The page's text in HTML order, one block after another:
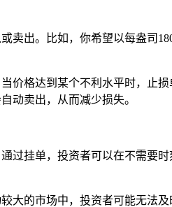
卖出。比如，你希望以每盎司
价格达到某个不利水平时，止
动卖出，从而减少损失。
过挂单，投资者可以在不需要
大的市场中，投资者可能无法